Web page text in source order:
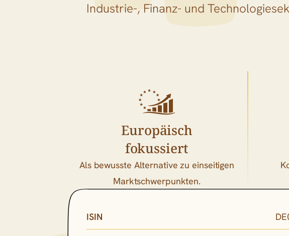
Industrie-, Finanz- und
Europäisch
fokussiert
Als bewusste Alternative zu einseitigen
Marktschwerpunkten.
ISIN